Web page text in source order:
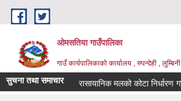
Skip to main content
ओमसतिया गाउँपालिका
गाउँ कार्यपालिकाको कार्यालय , रुपन्देही ,
सुचना तथा समाचार रासायानिक मलको कोटा निर्धारण